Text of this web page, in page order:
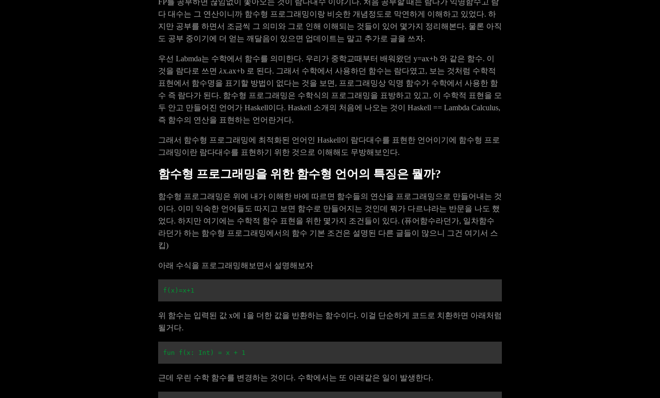
다 대수는 그 연산이니까 함수형 프로그래밍이랑 비슷한 개념정도로 막연하게 이해하고 있었다. 하
지만 공부를 하면서 조금씩 그 의미와 그로 인해 이해되는 것들이 있어 몇가지 정리해본다. 물론 아직
도 공부 중이기에 더 얻는 깨달음이 있으면 업데이트는 말고 추가로 글을 쓰자.
우선 Labmda는 수학에서 함수를 의미한다. 우리가 중학교때부터 배워왔던 y=ax+b 와 같은 함수. 이
것을 람다로 쓰면 𝜆x.ax+b 로 된다. 그래서 수학에서 사용하던 함수는 람다였고, 보는 것처럼 수학적
표현에서 함수명을 표기할 방법이 없다는 것을 보면, 프로그래밍상 익명 함수가 수학에서 사용한 함
수 즉 람다가 된다. 함수형 프로그래밍은 수학식의 프로그래밍을 표방하고 있고, 이 수학적 표현을 모
두 안고 만들어진 언어가 Haskell이다. Haskell 소개의 처음에 나오는 것이 Haskell == Lambda Calculus,
즉 함수의 연산을 표현하는 언어란거다.
그래서 함수형 프로그래밍에 최적화된 언어인 Haskell이 람다대수를 표현한 언어이기에 함수형 프로
그래밍이란 람다대수를 표현하기 위한 것으로 이해해도 무방해보인다.
함수형 프로그래밍을 위한 함수형 언어의 특징은 뭘까?
함수형 프로그래밍은 위에 내가 이해한 바에 따르면 함수들의 연산을 프로그래밍으로 만들어내는 것
이다. 이미 익숙한 언어들도 따지고 보면 함수로 만들어지는 것인데 뭐가 다르냐라는 반문을 나도 했
었다. 하지만 여기에는 수학적 함수 표현을 위한 몇가지 조건들이 있다. (퓨어함수라던가, 일차함수
라던가 하는 함수형 프로그래밍에서의 함수 기본 조건은 설명된 다른 글들이 많으니 그건 여기서 스
킵)
아래 수식을 프로그래밍해보면서 설명해보자
f ( x )=x+1
위 함수는 입력된 값 x에 1을 더한 값을 반환하는 함수이다. 이걸 단순하게 코드로 치환하면 아래처럼
될거다.
fun f ( x : Int ) = x + 1
근데 우린 수학 함수를 변경하는 것이다. 수학에서는 또 아래같은 일이 발생한다.